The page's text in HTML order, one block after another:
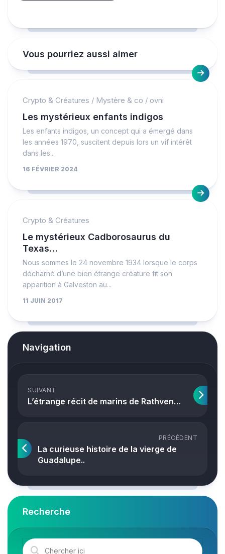
Vous pourriez aussi aimer
Crypto & Créatures / Mystère & co / ovni
Les mystérieux enfants indigos
Les enfants indigos, un concept qui a émergé dans
les années 1970, suscitent depuis lors un vif intérêt
dans les...
16 FÉVRIER 2024
Crypto & Créatures
Le mystérieux Cadborosaurus du
Texas…
Nous sommes le 24 novembre 1934 lorsque le corps
décharné d’une bien étrange créature fit son
apparition à Galveston au...
11 JUIN 2017
Navigation
SUIVANT
L’étrange récit de marins de Rathven…
PRÉCÉDENT
La curieuse histoire de la vierge de
Guadalupe..
Recherche